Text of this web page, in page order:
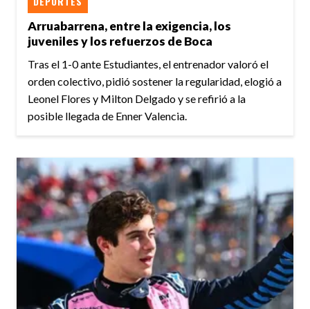
Arruabarrena, entre la exigencia, los
juveniles y los refuerzos de Boca
Tras el 1-0 ante Estudiantes, el entrenador valoró el
orden colectivo, pidió sostener la regularidad, elogió a
Leonel Flores y Milton Delgado y se refirió a la
posible llegada de Enner Valencia.